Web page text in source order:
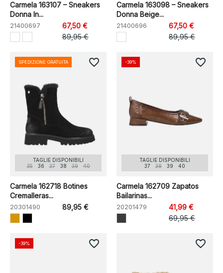
Carmela 163107 – Sneakers
Donna In...
21400697
67,50 €
89,95 €
Carmela 163098 – Sneakers
Donna Beige...
21400696
67,50 €
89,95 €
TAGLIE DISPONIBILI
35
36 37 38 39 40
Carmela 162718 Botines
Cremalleras...
20301490 89,95 €
SPEDIZIONE GRATUITA favorite_border
TAGLIE DISPONIBILI
37
38 39 40
Carmela 162709 Zapatos
Bailarinas...
20201479
41,99 €
69,95 €
-39% favorite_border
-39% favorite_border favorite_border